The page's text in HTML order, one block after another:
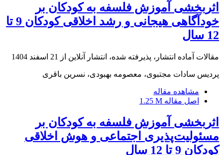
اثربخشی آموزش فلسفه به کودکان بر
خودآگاهی هیجانی و رشد اخلاقی کودکان 9 تا
12 سال
مقالات آماده انتشار، پذیرفته شده، انتشار آنلاین از 21 اسفند 1404
پردیس سادات مجتبوی، معصومه بهبودی، نسرین باقری
مشاهده مقاله
اصل مقاله 1.25 M
اثربخشی آموزش فلسفه به کودکان بر
مسئولیت‌پذیری اجتماعی و هوش اخلاقی
کودکان 9 تا 12 سال